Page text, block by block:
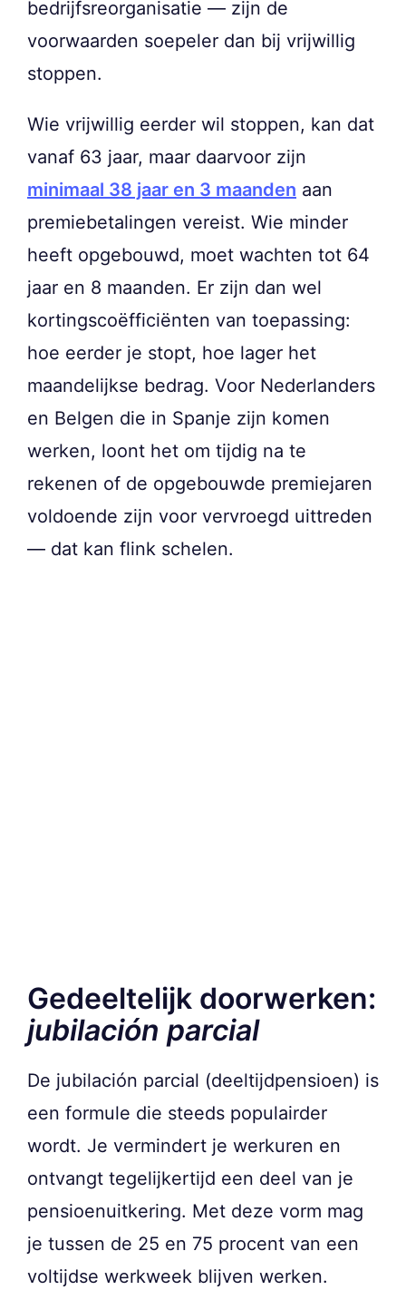
bedrijfsreorganisatie — zijn de
voorwaarden soepeler dan bij vrijwillig
stoppen.
Wie vrijwillig eerder wil stoppen, kan dat
vanaf 63 jaar, maar daarvoor zijn
minimaal 38 jaar en 3 maanden aan
premiebetalingen vereist. Wie minder
heeft opgebouwd, moet wachten tot 64
jaar en 8 maanden. Er zijn dan wel
kortingscoëfficiënten van toepassing:
hoe eerder je stopt, hoe lager het
maandelijkse bedrag. Voor Nederlanders
en Belgen die in Spanje zijn komen
werken, loont het om tijdig na te
rekenen of de opgebouwde premiejaren
voldoende zijn voor vervroegd uittreden
— dat kan flink schelen.
Gedeeltelijk doorwerken:
jubilación parcial
De jubilación parcial (deeltijdpensioen) is
een formule die steeds populairder
wordt. Je vermindert je werkuren en
ontvangt tegelijkertijd een deel van je
pensioenuitkering. Met deze vorm mag
je tussen de 25 en 75 procent van een
voltijdse werkweek blijven werken.